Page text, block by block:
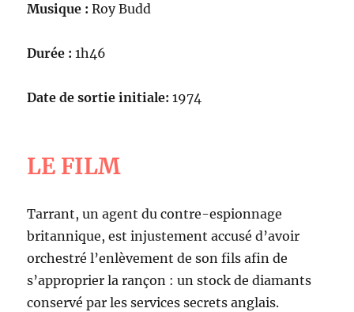
Musique :Roy Budd
Durée : 1h46
Date de sortie initiale: 1974
LE FILM
Tarrant, un agent du contre-espionnage
britannique, est injustement accusé d’avoir
orchestré l’enlèvement de son fils afin de
s’approprier la rançon : un stock de diamants
conservé par les services secrets anglais.